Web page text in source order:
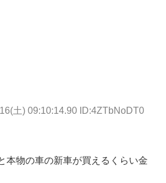
土) 09:10:14.90 ID:4ZTbNoDT0
本物の車の新車が買えるくらい金